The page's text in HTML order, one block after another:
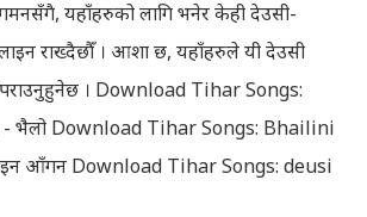
यहाँहरुको लागि भनेर केही देउसी-
राख्दैछौँ । आशा छ, यहाँहरुले यी देउसी
। Download Tihar Songs:
भैलो Download Tihar Songs: Bhailini
आँगन Download Tihar Songs: deusi